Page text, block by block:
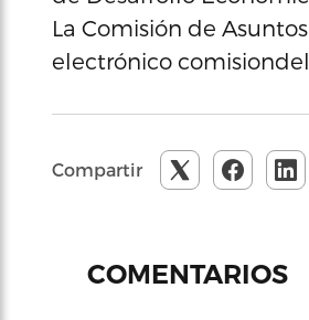
La Comisión de
electrónico
Compartir
COMENTARIOS